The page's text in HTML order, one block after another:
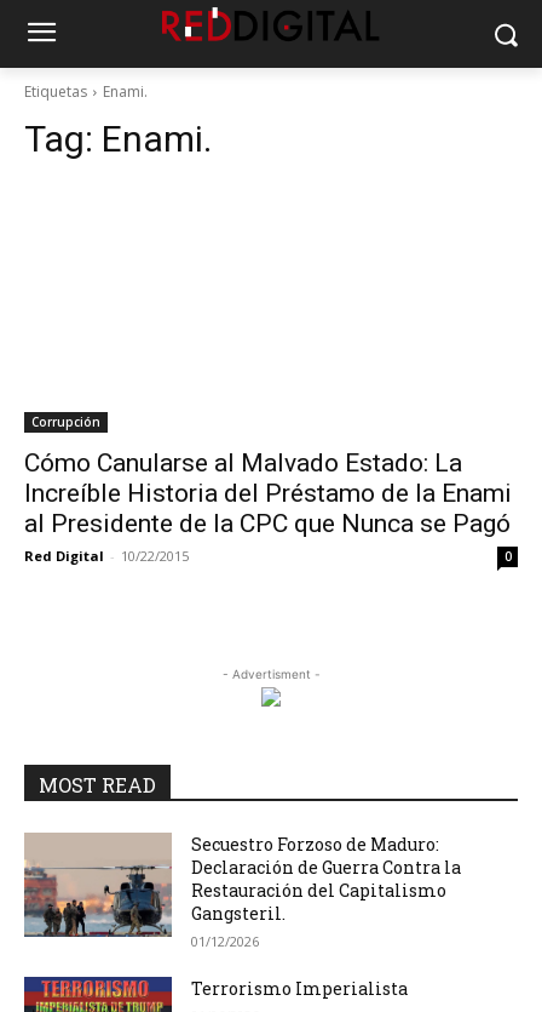
Etiquetas Enami.
Tag: Enami.
Corrupción
Cómo Canularse al Malvado Estado: La
Increíble Historia del Préstamo de la Enami
al Presidente de la CPC que Nunca se Pagó
Red Digital - 10/22/2015 0
- Advertisment -
MOST READ
Secuestro Forzoso de Maduro:
Declaración de Guerra Contra la
Restauración del Capitalismo
Gangsteril.
01/12/2026
Terrorismo Imperialista